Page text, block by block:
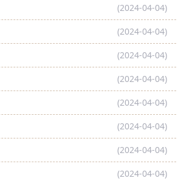
(2024-04-04)
(2024-04-04)
(2024-04-04)
(2024-04-04)
(2024-04-04)
(2024-04-04)
(2024-04-04)
(2024-04-04)